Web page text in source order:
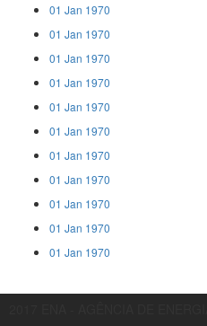
01 Jan 1970
01 Jan 1970
01 Jan 1970
01 Jan 1970
01 Jan 1970
01 Jan 1970
01 Jan 1970
01 Jan 1970
01 Jan 1970
01 Jan 1970
01 Jan 1970